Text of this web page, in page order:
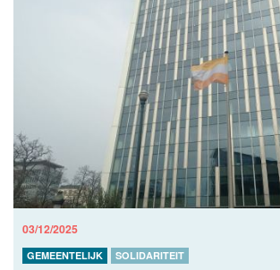
03/12/2025
GEMEENTELIJK SOLIDARITEIT